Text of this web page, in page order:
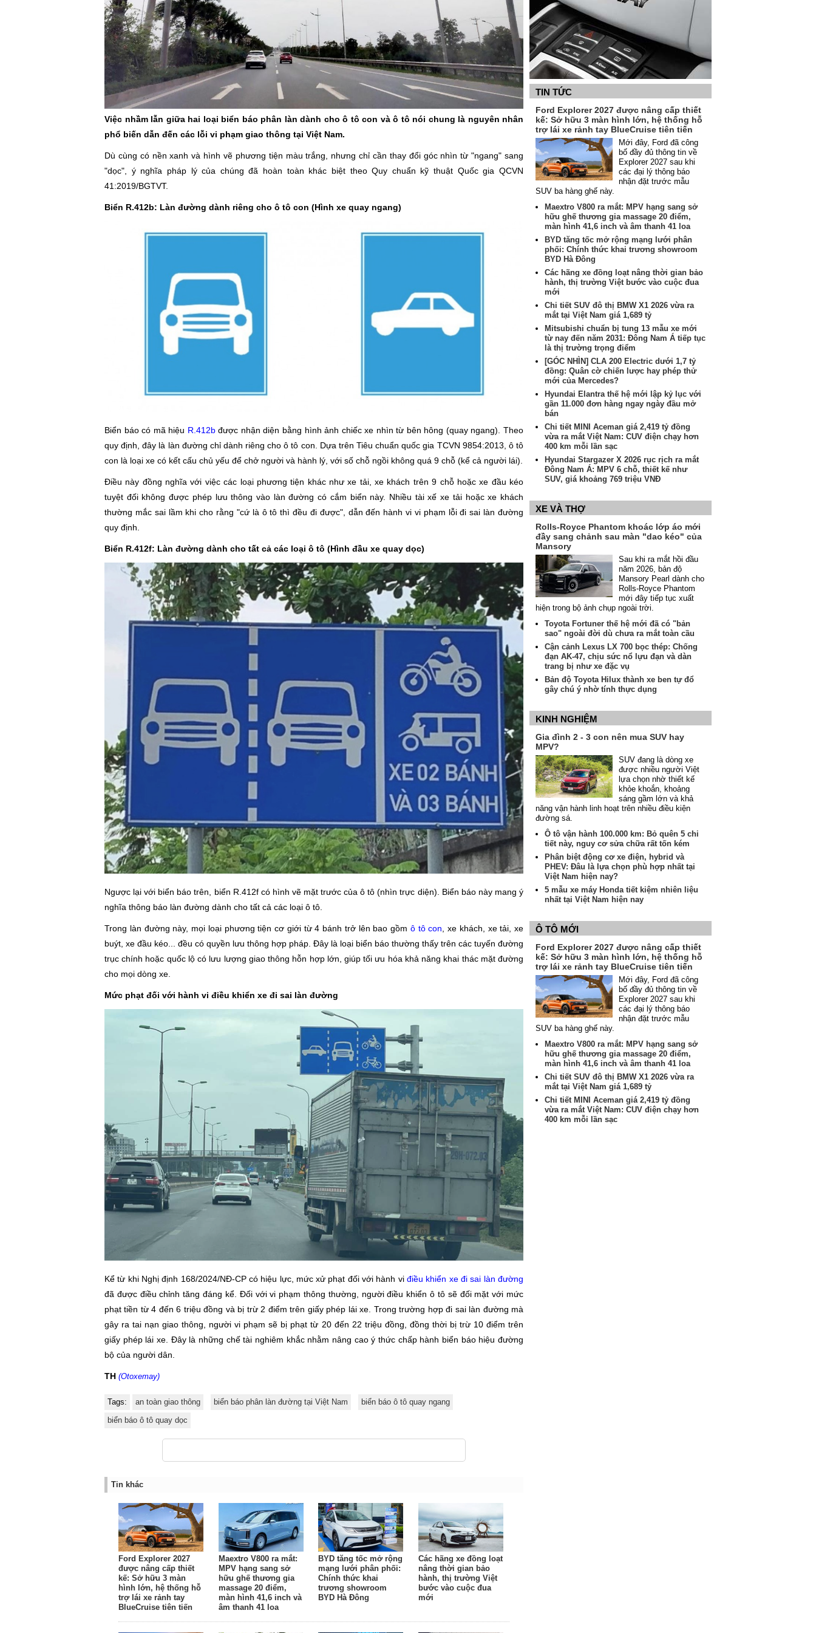
Việc nhầm lẫn giữa hai loại biển báo phân làn dành cho ô tô con và ô tô nói chung là nguyên nhân
phổ biến dẫn đến các lỗi vi phạm giao thông tại Việt Nam.
Dù cùng có nền xanh và hình vẽ phương tiện màu trắng, nhưng chỉ cần thay đổi góc nhìn từ "ngang" sang
"dọc", ý nghĩa pháp lý của chúng đã hoàn toàn khác biệt theo Quy chuẩn kỹ thuật Quốc gia QCVN
41:2019/BGTVT.
Biển R.412b: Làn đường dành riêng cho ô tô con (Hình xe quay ngang)
Biển báo có mã hiệu R.412bđược nhận diện bằng hình ảnh chiếc xe nhìn từ bên hông (quay ngang). Theo
quy định, đây là làn đường chỉ dành riêng cho ô tô con. Dựa trên Tiêu chuẩn quốc gia TCVN 9854:2013, ô tô
con là loại xe có kết cấu chủ yếu để chở người và hành lý, với số chỗ ngồi không quá 9 chỗ (kể cả người lái).
Điều này đồng nghĩa với việc các loại phương tiện khác như xe tải, xe khách trên 9 chỗ hoặc xe đầu kéo
tuyệt đối không được phép lưu thông vào làn đường có cắm biển này. Nhiều tài xế xe tải hoặc xe khách
thường mắc sai lầm khi cho rằng "cứ là ô tô thì đều đi được", dẫn đến hành vi vi phạm lỗi đi sai làn đường
quy định.
Biển R.412f: Làn đường dành cho tất cả các loại ô tô (Hình đầu xe quay dọc)
Ngược lại với biển báo trên, biển R.412f có hình vẽ mặt trước của ô tô (nhìn trực diện). Biển báo này mang ý
nghĩa thông báo làn đường dành cho tất cả các loại ô tô.
Trong làn đường này, mọi loại phương tiện cơ giới từ 4 bánh trở lên bao gồm ô tô con , xe khách, xe tải, xe
buýt, xe đầu kéo... đều có quyền lưu thông hợp pháp. Đây là loại biển báo thường thấy trên các tuyến đường
trục chính hoặc quốc lộ có lưu lượng giao thông hỗn hợp lớn, giúp tối ưu hóa khả năng khai thác mặt đường
cho mọi dòng xe.
Mức phạt đối với hành vi điều khiển xe đi sai làn đường
Kể từ khi Nghị định 168/2024/NĐ-CP có hiệu lực, mức xử phạt đối với hành viđiều khiển xe đi sai làn đường
đã được điều chỉnh tăng đáng kể. Đối với vi phạm thông thường, người điều khiển ô tô sẽ đối mặt với mức
phạt tiền từ 4 đến 6 triệu đồng và bị trừ 2 điểm trên giấy phép lái xe. Trong trường hợp đi sai làn đường mà
gây ra tai nạn giao thông, người vi phạm sẽ bị phạt từ 20 đến 22 triệu đồng, đồng thời bị trừ 10 điểm trên
giấy phép lái xe. Đây là những chế tài nghiêm khắc nhằm nâng cao ý thức chấp hành biển báo hiệu đường
bộ của người dân.
TH (Otoxemay)
Tags: an toàn giao thông biển báo phân làn đường tại Việt Nam
biển báo ô tô quay ngang
biển báo ô tô quay dọc
Tin khác
Ford Explorer 2027
được nâng cấp thiết
kế: Sở hữu 3 màn
hình lớn, hệ thống hỗ
trợ lái xe rảnh tay
BlueCruise tiên tiến
Maextro V800 ra mắt:
MPV hạng sang sở
hữu ghế thương gia
massage 20 điểm,
màn hình 41,6 inch và
âm thanh 41 loa
BYD tăng tốc mở rộng
mạng lưới phân phối:
Chính thức khai
trương showroom
BYD Hà Đông
Các hãng xe đồng loạt
nâng thời gian bảo
hành, thị trường Việt
bước vào cuộc đua
mới
TIN TỨC
Ford Explorer 2027 được nâng cấp thiết
kế: Sở hữu 3 màn hình lớn, hệ thống hỗ
trợ lái xe rảnh tay BlueCruise tiên tiến
Mới đây, Ford đã công
bố đầy đủ thông tin về
Explorer 2027 sau khi
các đại lý thông báo
nhận đặt trước mẫu
SUV ba hàng ghế này.
Maextro V800 ra mắt: MPV hạng sang sở
hữu ghế thương gia massage 20 điểm,
màn hình 41,6 inch và âm thanh 41 loa
BYD tăng tốc mở rộng mạng lưới phân
phối: Chính thức khai trương showroom
BYD Hà Đông
Các hãng xe đồng loạt nâng thời gian bảo
hành, thị trường Việt bước vào cuộc đua
mới
Chi tiết SUV đô thị BMW X1 2026 vừa ra
mắt tại Việt Nam giá 1,689 tỷ
Mitsubishi chuẩn bị tung 13 mẫu xe mới
từ nay đến năm 2031: Đông Nam Á tiếp tục
là thị trường trọng điểm
[GÓC NHÌN] CLA 200 Electric dưới 1,7 tỷ
đồng: Quân cờ chiến lược hay phép thử
mới của Mercedes?
Hyundai Elantra thế hệ mới lập kỷ lục với
gần 11.000 đơn hàng ngay ngày đầu mở
bán
Chi tiết MINI Aceman giá 2,419 tỷ đồng
vừa ra mắt Việt Nam: CUV điện chạy hơn
400 km mỗi lần sạc
Hyundai Stargazer X 2026 rục rịch ra mắt
Đông Nam Á: MPV 6 chỗ, thiết kế như
SUV, giá khoảng 769 triệu VNĐ
XE VÀ THỢ
Rolls-Royce Phantom khoác lớp áo mới
đầy sang chảnh sau màn "dao kéo" của
Mansory
Sau khi ra mắt hồi đầu
năm 2026, bản độ
Mansory Pearl dành cho
Rolls-Royce Phantom
mới đây tiếp tục xuất
hiện trong bộ ảnh chụp ngoài trời.
Toyota Fortuner thế hệ mới đã có "bản
sao" ngoài đời dù chưa ra mắt toàn cầu
Cận cảnh Lexus LX 700 bọc thép: Chống
đạn AK-47, chịu sức nổ lựu đạn và dàn
trang bị như xe đặc vụ
Bản độ Toyota Hilux thành xe ben tự đổ
gây chú ý nhờ tính thực dụng
KINH NGHIỆM
Gia đình 2 - 3 con nên mua SUV hay
MPV?
SUV đang là dòng xe
được nhiều người Việt
lựa chọn nhờ thiết kế
khỏe khoắn, khoảng
sáng gầm lớn và khả
năng vận hành linh hoạt trên nhiều điều kiện
đường sá.
Ô tô vận hành 100.000 km: Bỏ quên 5 chi
tiết này, nguy cơ sửa chữa rất tốn kém
Phân biệt động cơ xe điện, hybrid và
PHEV: Đâu là lựa chọn phù hợp nhất tại
Việt Nam hiện nay?
5 mẫu xe máy Honda tiết kiệm nhiên liệu
nhất tại Việt Nam hiện nay
Ô TÔ MỚI
Ford Explorer 2027 được nâng cấp thiết
kế: Sở hữu 3 màn hình lớn, hệ thống hỗ
trợ lái xe rảnh tay BlueCruise tiên tiến
Mới đây, Ford đã công
bố đầy đủ thông tin về
Explorer 2027 sau khi
các đại lý thông báo
nhận đặt trước mẫu
SUV ba hàng ghế này.
Maextro V800 ra mắt: MPV hạng sang sở
hữu ghế thương gia massage 20 điểm,
màn hình 41,6 inch và âm thanh 41 loa
Chi tiết SUV đô thị BMW X1 2026 vừa ra
mắt tại Việt Nam giá 1,689 tỷ
Chi tiết MINI Aceman giá 2,419 tỷ đồng
vừa ra mắt Việt Nam: CUV điện chạy hơn
400 km mỗi lần sạc